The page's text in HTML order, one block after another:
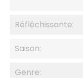
Réfléchissante:
Saison:
Genre: